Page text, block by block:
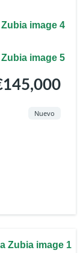
Nuevo